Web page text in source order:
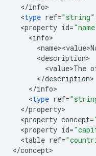
</info
<type ref="string"
<property id=
<info
<
<description
<value>The
</description
</info
<type ref=
</property
<property concept=
<property id=
<table ref=
</concept>